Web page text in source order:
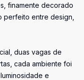
finamente decorado
perfeito entre design,
duas vagas de
cada ambiente foi
e